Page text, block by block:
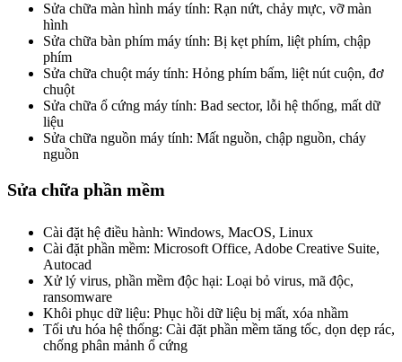
Sửa chữa màn hình máy tính: Rạn nứt, chảy mực, vỡ màn
hình
Sửa chữa bàn phím máy tính: Bị kẹt phím, liệt phím, chập
phím
Sửa chữa chuột máy tính: Hỏng phím bấm, liệt nút cuộn, đơ
chuột
Sửa chữa ổ cứng máy tính: Bad sector, lỗi hệ thống, mất dữ
liệu
Sửa chữa nguồn máy tính: Mất nguồn, chập nguồn, cháy
nguồn
Sửa chữa phần mềm
Cài đặt hệ điều hành: Windows, MacOS, Linux
Cài đặt phần mềm: Microsoft Office, Adobe Creative Suite,
Autocad
Xử lý virus, phần mềm độc hại: Loại bỏ virus, mã độc,
ransomware
Khôi phục dữ liệu: Phục hồi dữ liệu bị mất, xóa nhầm
Tối ưu hóa hệ thống: Cài đặt phần mềm tăng tốc, dọn dẹp rác,
chống phân mảnh ổ cứng